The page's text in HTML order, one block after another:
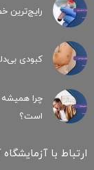
رایج‌ترین
کبودی‌
چرا
است؟
ارتباط با